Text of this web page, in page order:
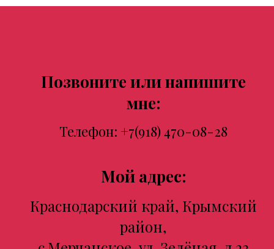
Позвоните или напишите
мне:
Телефон: +7(918) 470-08-28
Мой адрес:
Краснодарский край, Крымский
район,